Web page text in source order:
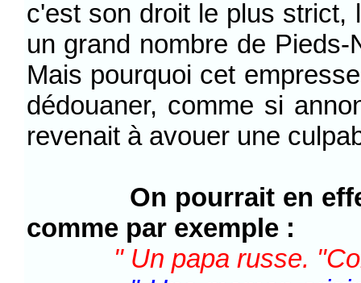
c'est son droit le plus strict,
un grand nombre de
Mais pourquoi cet
dédouaner, comme si
revenait à avouer une
On pourrait en
comme par exemple :
" Un papa russe.